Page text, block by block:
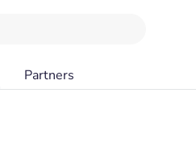
Partners